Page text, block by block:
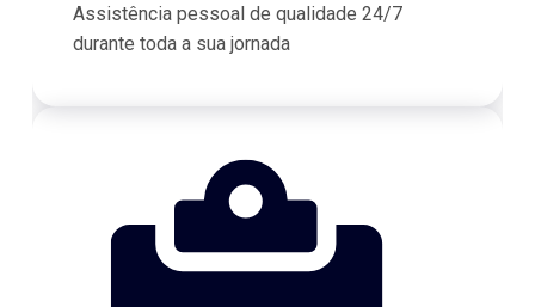
Assistência pessoal de qualidade 24/7
durante toda a sua jornada